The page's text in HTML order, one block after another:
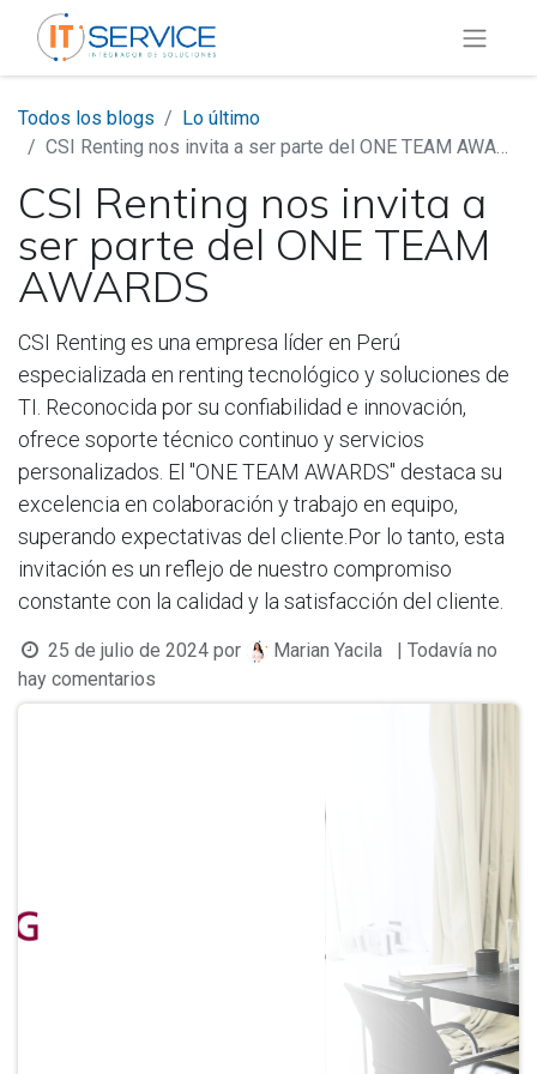
Todos los blogs
Lo último
CSI Renting nos invita a ser parte del ONE TEAM AWARDS
CSI Renting nos invita a
ser parte del ONE TEAM
AWARDS
CSI Renting es una empresa líder en Perú
especializada en renting tecnológico y soluciones de
TI. Reconocida por su confiabilidad e innovación,
ofrece soporte técnico continuo y servicios
personalizados. El "ONE TEAM AWARDS" destaca su
excelencia en colaboración y trabajo en equipo,
superando expectativas del cliente.Por lo tanto, esta
invitación es un reflejo de nuestro compromiso
constante con la calidad y la satisfacción del cliente.
25 de julio de 2024 por Marian Yacila
| Todavía no
hay comentarios